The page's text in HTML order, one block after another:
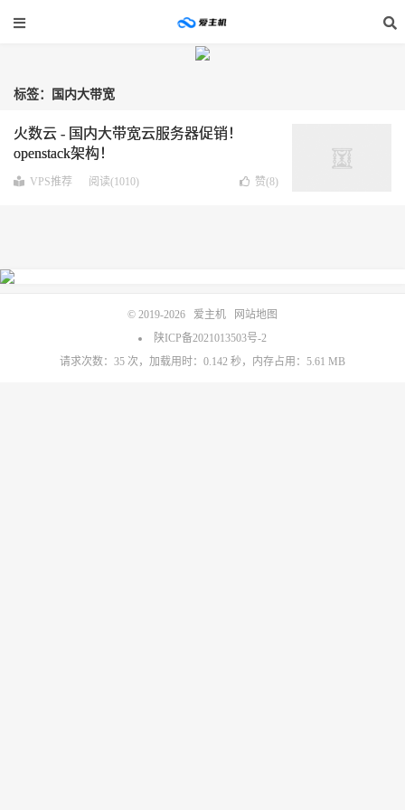
标签：国内大带宽
火数云 - 国内大带宽云服务器促销！
openstack架构！
VPS推荐 阅读(1010) 赞(8)
© 2019-2026 爱主机
网站地图
陕ICP备2021013503号-2
请求次数：35 次，加载用时：0.142 秒，内存占用：5.61 MB